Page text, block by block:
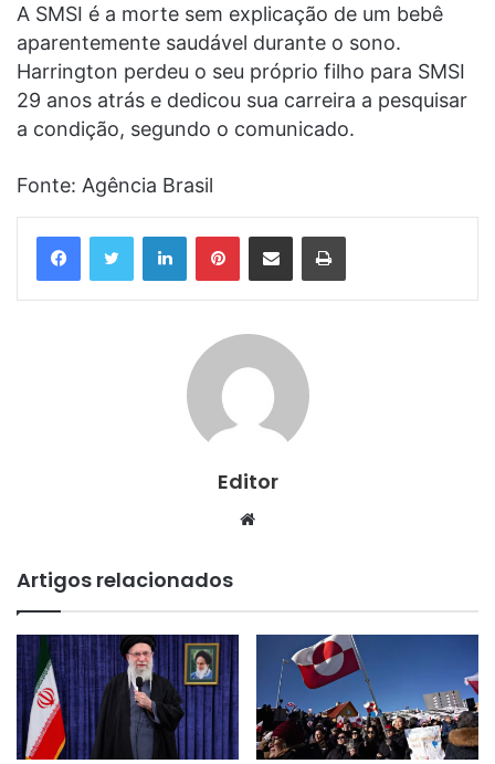
A SMSI é a morte sem explicação de um bebê
aparentemente saudável durante o sono.
Harrington perdeu o seu próprio filho para SMSI
29 anos atrás e dedicou sua carreira a pesquisar
a condição, segundo o comunicado.
Fonte: Agência Brasil
LinkedinPinterestCompartilhar via e-mail Imprimir
Editor
Website
Artigos relacionados